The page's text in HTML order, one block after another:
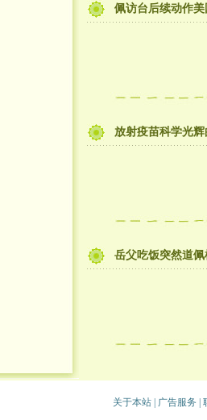
佩访台后续动作
放射疫苗科学光
岳父吃饭突然道
关于本站| 广告服务